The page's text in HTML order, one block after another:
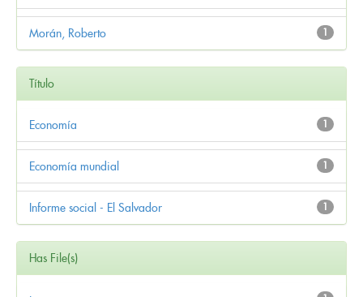
1
Morán, Roberto
Título
1
Economía
1
Economía mundial
1
Informe social - El Salvador
Has File(s)